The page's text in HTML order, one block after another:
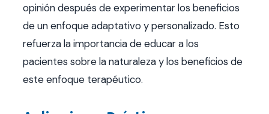
opinión después de experimentar los beneficios
de un enfoque adaptativo y personalizado. Esto
refuerza la importancia de educar a los
pacientes sobre la naturaleza y los beneficios de
este enfoque terapéutico.